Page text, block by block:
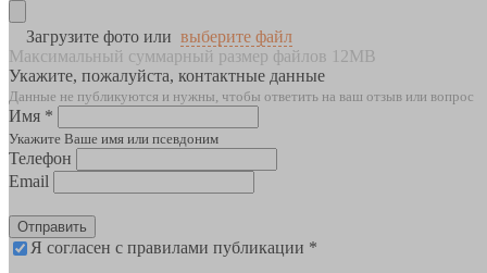
Загрузите фото или выберите файл
Максимальный суммарный размер файлов 12MB
Укажите, пожалуйста, контактные данные
Данные не публикуются и нужны, чтобы ответить на ваш отзыв или вопрос
Имя *
Укажите Ваше имя или псевдоним
Телефон
Email
Отправить
Я согласен с правилами публикации *